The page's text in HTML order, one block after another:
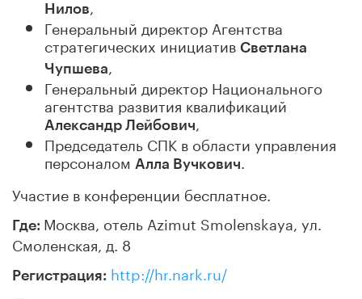
Нилов
Генеральный директор Агентства
стратегических инициатив Светлана
Чупшева
Генеральный директор Национального
агентства развития квалификаций
Александр Лейбович
Председатель СПК в области управления
персоналом Алла Вучкович
Участие в конференции бесплатное.
Где: Москва, отель Azimut Smolenskaya, ул.
Смоленская, д. 8
Регистрация: http://hr.nark.ru/